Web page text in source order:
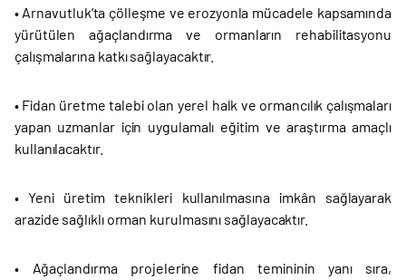
• Arnavutluk’ta çölleşme ve erozyonla mücadele kapsamında
yürütülen ağaçlandırma ve ormanların rehabilitasyonu
çalışmalarına katkı sağlayacaktır.
• Fidan üretme talebi olan yerel halk ve ormancılık çalışmaları
yapan uzmanlar için uygulamalı eğitim ve araştırma amaçlı
kullanılacaktır.
• Yeni üretim teknikleri kullanılmasına imkân sağlayarak
arazide sağlıklı orman kurulmasını sağlayacaktır.
• Ağaçlandırma projelerine fidan temininin yanı sıra,